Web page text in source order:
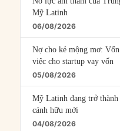
Mỹ Latinh
06/08/2026
Nợ cho kẻ mộng mơ:
việc cho startup vay vốn
05/08/2026
Mỹ Latinh đang trở thành
cánh hữu mới
04/08/2026